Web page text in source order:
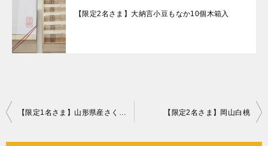
【限定2名さま】大納言小豆もなか10個木箱入
投
【限定2名さま】岡山白桃